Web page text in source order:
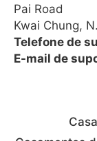
Pai Road
Kwai Chung,
Telefone de
E-mail de
Casa